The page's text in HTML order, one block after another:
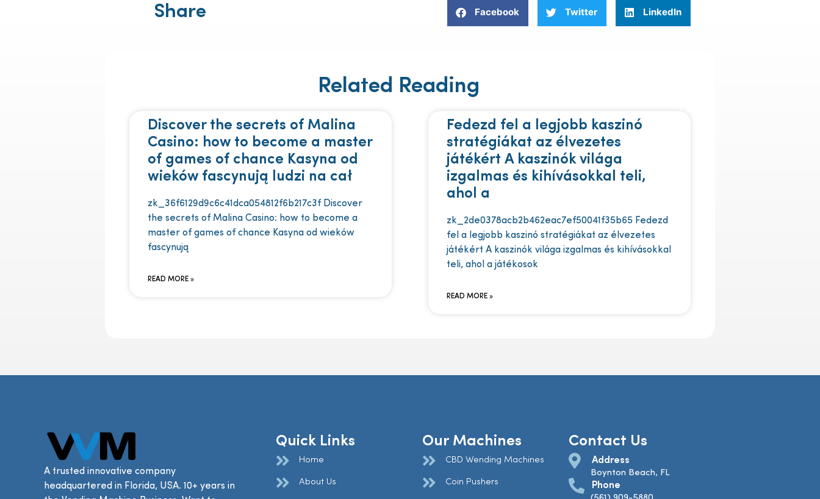
Share Facebook Twitter LinkedIn
Related Reading
Discover the secrets of Malina
Casino: how to become a master
of games of chance Kasyna od
wieków fascynują ludzi na cał
zk_36f6129d9c6c41dca054812f6b217c3f Discover
the secrets of Malina Casino: how to become a
master of games of chance Kasyna od wieków
fascynują
READ MORE »
Fedezd fel a legjobb kaszinó
stratégiákat az élvezetes
játékért A kaszinók világa
izgalmas és kihívásokkal teli,
ahol a
zk_2de0378acb2b462eac7ef50041f35b65 Fedezd
fel a legjobb kaszinó stratégiákat az élvezetes
játékért A kaszinók világa izgalmas és kihívásokkal
teli, ahol a játékosok
READ MORE »
A trusted innovative company
headquartered in Florida, USA. 10+ years in
Quick Links
Home
About Us
Our Machines
CBD Wending Machines
Coin Pushers
Contact Us
Address
Boynton Beach, FL
Phone